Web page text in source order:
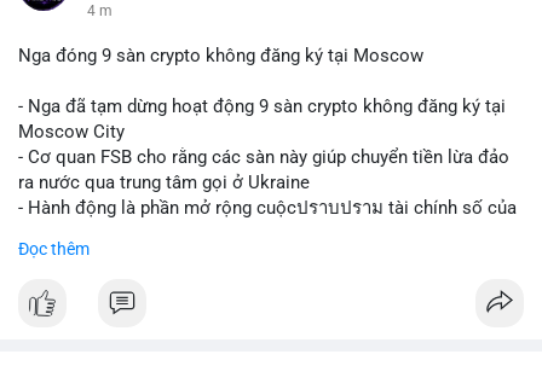
4 m
Nga đóng 9 sàn crypto không đăng ký tại Moscow
- Nga đã tạm dừng hoạt động 9 sàn crypto không đăng ký tại
Moscow City
- Cơ quan FSB cho rằng các sàn này giúp chuyển tiền lừa đảo
ra nước qua trung tâm gọi ở Ukraine
- Hành động là phần mở rộng cuộcปราบปราม tài chính số của
Đọc thêm